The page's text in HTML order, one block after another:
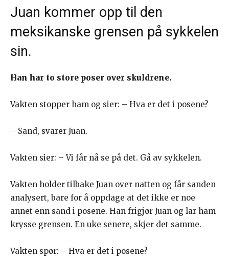
Juan kommer opp til den
meksikanske grensen på sykkelen
sin.
Han har to store poser over skuldrene.
Vakten stopper ham og sier: – Hva er det i posene?
– Sand, svarer Juan.
Vakten sier: – Vi får nå se på det. Gå av sykkelen.
Vakten holder tilbake Juan over natten og får sanden
analysert, bare for å oppdage at det ikke er noe
annet enn sand i posene. Han frigjør Juan og lar ham
krysse grensen. En uke senere, skjer det samme.
Vakten spør: – Hva er det i posene?